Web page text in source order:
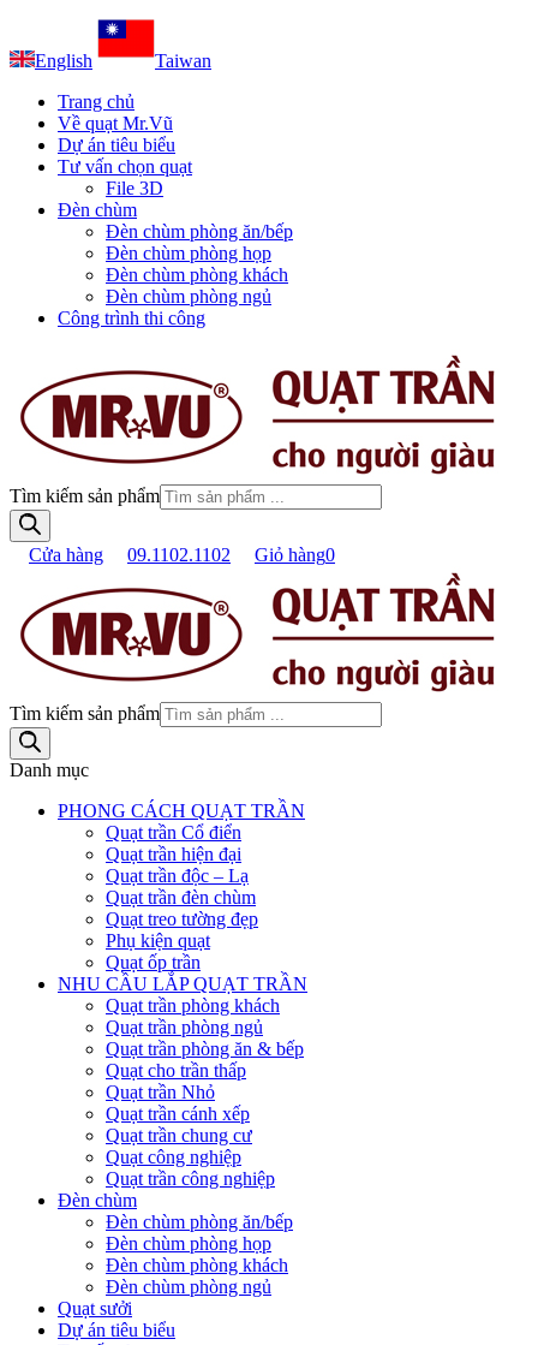
English
Taiwan
Trang chủ
Về quạt Mr.Vũ
Dự án tiêu biểu
Tư vấn chọn quạt
File 3D
Đèn chùm
Đèn chùm phòng ăn/bếp
Đèn chùm phòng họp
Đèn chùm phòng khách
Đèn chùm phòng ngủ
Công trình thi công
Tìm kiếm sản phẩm
Cửa hàng 09.1102.1102 Giỏ hàng0
Tìm kiếm sản phẩm
Danh mục
PHONG CÁCH QUẠT TRẦN
Quạt trần Cổ điển
Quạt trần hiện đại
Quạt trần độc – Lạ
Quạt trần đèn chùm
Quạt treo tường đẹp
Phụ kiện quạt
Quạt ốp trần
NHU CẦU LẮP QUẠT TRẦN
Quạt trần phòng khách
Quạt trần phòng ngủ
Quạt trần phòng ăn & bếp
Quạt cho trần thấp
Quạt trần Nhỏ
Quạt trần cánh xếp
Quạt trần chung cư
Quạt công nghiệp
Quạt trần công nghiệp
Đèn chùm
Đèn chùm phòng ăn/bếp
Đèn chùm phòng họp
Đèn chùm phòng khách
Đèn chùm phòng ngủ
Quạt sưởi
Dự án tiêu biểu